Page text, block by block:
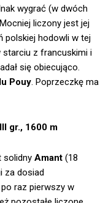
wygrać (w dwóch
liczony jest jej
polskiej hodowli w tej
starciu z francuskimi i
się obiecująco.
Pouy . Poprzeczkę ma
gr., 1600 m
solidny Amant (18
za dosiad
raz pierwszy w